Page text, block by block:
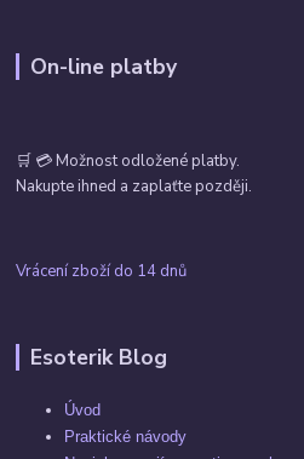
On-line platby
🛒 💳 Možnost odložené platby.
Nakupte ihned a zaplaťte později.
Vrácení zboží do 14 dnů
Esoterik Blog
Úvod
Praktické návody